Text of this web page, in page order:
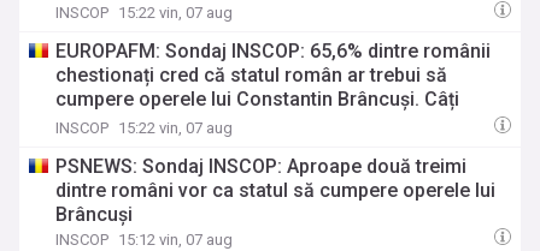
INSCOP 15:22 vin, 07 aug
EUROPAFM: Sondaj INSCOP: 65,6% dintre românii
chestionați cred că statul român ar trebui să
cumpere operele lui Constantin Brâncuși. Câți
susțin că nu au văzut niciodată în realitate o
INSCOP 15:22 vin, 07 aug
PSNEWS: Sondaj INSCOP: Aproape două treimi
dintre români vor ca statul să cumpere operele lui
Brâncuși
INSCOP 15:12 vin, 07 aug